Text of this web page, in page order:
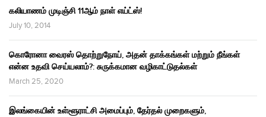
கலியாணம் முடிஞ்சி 11ஆம் நாள் எய்ட்ஸ்!
July 10, 2014
கொரோனா வைரஸ் தொற்றுநோய், அதன் தாக்கங்கள் மற்றும் நீங்கள்
என்ன உதவி செய்யலாம்?: சுருக்கமான வழிகாட்டுதல்கள்
March 25, 2020
இலங்கையின் உள்ளூராட்சி அமைப்பும், தேர்தல் முறைகளும்,